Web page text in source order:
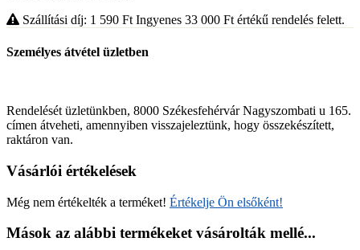
Szállítási díj: 1 590 Ft Ingyenes 33 000 Ft értékű rendelés felett.
Személyes átvétel üzletben
Rendelését üzletünkben, 8000 Székesfehérvár Nagyszombati u 165.
címen átveheti, amennyiben visszajeleztünk, hogy összekészített,
raktáron van.
Vásárlói értékelések
Még nem értékelték a terméket! Értékelje Ön elsőként!
Mások az alábbi termékeket vásárolták mellé...